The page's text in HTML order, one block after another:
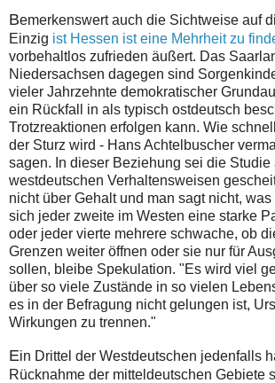
Bemerkenswert auch die Sichtweise auf
Einzig ist Hessen ist eine Mehrheit zu
vorbehaltlos zufrieden äußert. Das
Niedersachsen dagegen sind
vieler Jahrzehnte demokratischer
ein Rückfall in als typisch ostdeutsch
Trotzreaktionen erfolgen kann. Wie
der Sturz wird - Hans Achtelbuscher
sagen. In dieser Beziehung sei die Studie
westdeutschen Verhaltensweisen
nicht über Gehalt und man sagt nicht,
sich jeder zweite im Westen eine starke
oder jeder vierte mehrere schwache, ob
Grenzen weiter öffnen oder sie nur für
sollen, bleibe Spekulation. "Es wird viel
über so viele Zustände in so vielen
es in der Befragung nicht gelungen ist,
Wirkungen zu trennen."
Ein Drittel der Westdeutschen jedenfalls
Rücknahme der mitteldeutschen Gebiete